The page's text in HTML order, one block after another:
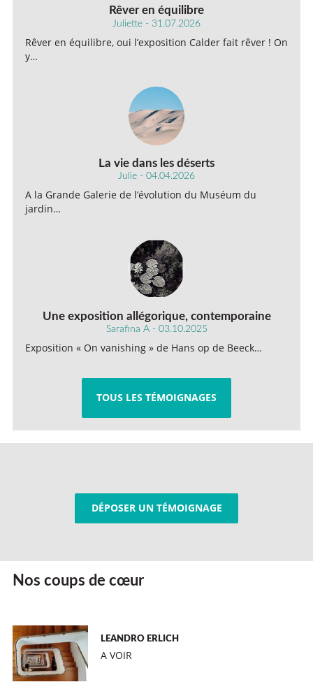
Rêver en équilibre
Juliette - 31.07.2026
Rêver en équilibre, oui l’exposition Calder fait rêver ! On
y…
La vie dans les déserts
Julie - 04.04.2026
A la Grande Galerie de l’évolution du Muséum du
jardin…
Une exposition allégorique, contemporaine
Sarafina A - 03.10.2025
Exposition « On vanishing » de Hans op de Beeck…
TOUS LES TÉMOIGNAGES
DÉPOSER UN TÉMOIGNAGE
Nos coups de cœur
LEANDRO ERLICH
A VOIR